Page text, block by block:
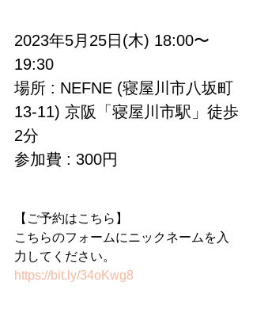
2023年5月25日(木) 18:00〜
19:30
場所 : NEFNE (寝屋川市八坂町
13-11) 京阪「寝屋川市駅」徒歩
2分
参加費 : 300円
【ご予約はこちら】
こちらのフォームにニックネームを入
力してください。
https://bit.ly/34oKwg8